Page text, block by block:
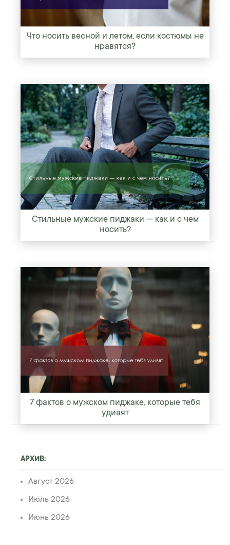
Что носить весной и летом, если костюмы не
нравятся?
Стильные мужские пиджаки — как и с чем
носить?
7 фактов о мужском пиджаке, которые тебя
удивят
АРХИВ:
Август 2026
Июль 2026
Июнь 2026